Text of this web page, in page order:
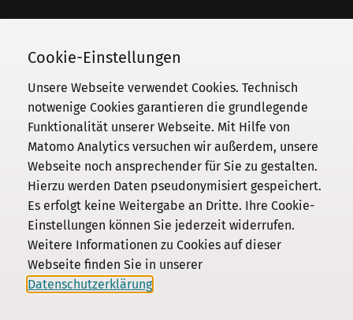
030 / 206 33 94-0
Kommission
Institut
Forschung
Publikationen
Datenschutz
Impressum
Kontakt
Cookie-Einstellungen
Unsere Webseite verwendet Cookies. Technisch
notwenige Cookies garantieren die grundlegende
Funktionalität unserer Webseite. Mit Hilfe von
Matomo Analytics versuchen wir außerdem, unsere
Webseite noch ansprechender für Sie zu gestalten.
Hierzu werden Daten pseudonymisiert gespeichert.
Es erfolgt keine Weitergabe an Dritte. Ihre Cookie-
Einstellungen können Sie jederzeit widerrufen.
Weitere Informationen zu Cookies auf dieser
Webseite finden Sie in unserer
Datenschutzerklärung